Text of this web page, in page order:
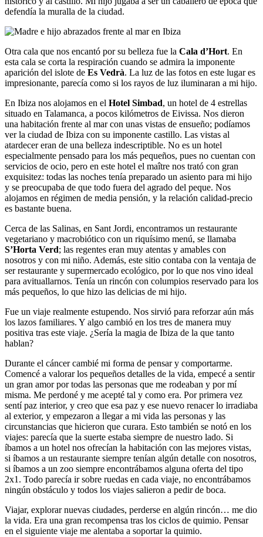
defendía la muralla de la ciudad.
Otra cala que nos encantó por su belleza fue la Cala d’Hort. En
esta cala se corta la respiración cuando se admira la imponente
aparición del islote de Es Vedrà. La luz de las fotos en este lugar es
impresionante, parecía como si los rayos de luz iluminaran a mi hijo.
En Ibiza nos alojamos en el Hotel Simbad, un hotel de 4 estrellas
situado en Talamanca, a pocos kilómetros de Eivissa. Nos dieron
una habitación frente al mar con unas vistas de ensueño; podíamos
ver la ciudad de Ibiza con su imponente castillo. Las vistas al
atardecer eran de una belleza indescriptible. No es un hotel
especialmente pensado para los más pequeños, pues no cuentan con
servicios de ocio, pero en este hotel el maître nos trató con gran
exquisitez: todas las noches tenía preparado un asiento para mi hijo
y se preocupaba de que todo fuera del agrado del peque. Nos
alojamos en régimen de media pensión, y la relación calidad-precio
es bastante buena.
Cerca de las Salinas, en Sant Jordi, encontramos un restaurante
vegetariano y macrobiótico con un riquísimo menú, se llamaba
S’Horta Verd; las regentes eran muy atentas y amables con
nosotros y con mi niño. Además, este sitio contaba con la ventaja de
ser restaurante y supermercado ecológico, por lo que nos vino ideal
para avituallarnos. Tenía un rincón con columpios reservado para los
más pequeños, lo que hizo las delicias de mi hijo.
Fue un viaje realmente estupendo. Nos sirvió para reforzar aún más
los lazos familiares. Y algo cambió en los tres de manera muy
positiva tras este viaje. ¿Sería la magia de Ibiza de la que tanto
hablan?
Durante el cáncer cambié mi forma de pensar y comportarme.
Comencé a valorar los pequeños detalles de la vida, empecé a sentir
un gran amor por todas las personas que me rodeaban y por mí
misma. Me perdoné y me acepté tal y como era. Por primera vez
sentí paz interior, y creo que esa paz y ese nuevo renacer lo irradiaba
al exterior, y empezaron a llegar a mi vida las personas y las
circunstancias que hicieron que curara. Esto también se notó en los
viajes: parecía que la suerte estaba siempre de nuestro lado. Si
íbamos a un hotel nos ofrecían la habitación con las mejores vistas,
si íbamos a un restaurante siempre tenían algún detalle con nosotros,
si íbamos a un zoo siempre encontrábamos alguna oferta del tipo
2x1. Todo parecía ir sobre ruedas en cada viaje, no encontrábamos
ningún obstáculo y todos los viajes salieron a pedir de boca.
Viajar, explorar nuevas ciudades, perderse en algún rincón… me dio
la vida. Era una gran recompensa tras los ciclos de quimio. Pensar
en el siguiente viaje me alentaba a soportar la quimio.